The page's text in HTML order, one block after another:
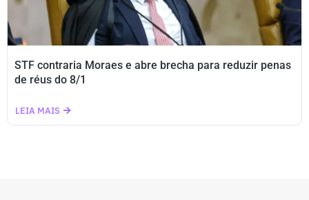
STF contraria Moraes e abre brecha para reduzir penas
de réus do 8/1
LEIA MAIS